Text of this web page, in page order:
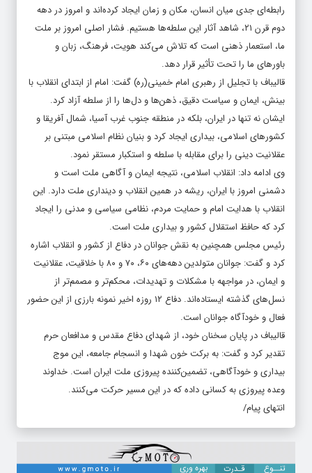
رابطه‌ای جدی میان انسان، مکان و زمان ایجاد کرده‌اند و امروز در دهه
دوم قرن ۲۱، شاهد آثار این سلطه‌ها هستیم. فشار اصلی امروز بر ملت
ما، استعمار ذهنی است که تلاش می‌کند هویت، فرهنگ، زبان و
باورهای ما را تحت تأثیر قرار دهد.
قالیباف با تجلیل از رهبری امام خمینی(ره) گفت: امام از ابتدای انقلاب با
بینش، ایمان و سیاست دقیق، ذهن‌ها و دل‌ها را از سلطه آزاد کرد.
ایشان نه تنها در ایران، بلکه در منطقه جنوب غرب آسیا، شمال آفریقا و
کشورهای اسلامی، بیداری ایجاد کرد و بنیان نظام اسلامی مبتنی بر
عقلانیت دینی را برای مقابله با سلطه و استکبار مستقر نمود.
وی ادامه داد: انقلاب اسلامی، نتیجه ایمان و آگاهی ملت است و
دشمنی امروز با ایران، ریشه در همین انقلاب و دینداری ملت دارد. این
انقلاب با هدایت امام و حمایت مردم، نظامی سیاسی و مدنی را ایجاد
کرد که حافظ استقلال کشور و بیداری ملت است.
رئیس مجلس همچنین به نقش جوانان در دفاع از کشور و انقلاب اشاره
کرد و گفت: جوانان متولدین دهه‌های ۶۰، ۷۰ و ۸۰ با خلاقیت، عقلانیت
و ایمان، در مواجهه با مشکلات و تهدیدات، محکم‌تر و مصمم‌تر از
نسل‌های گذشته ایستاده‌اند. دفاع ۱۲ روزه اخیر نمونه بارزی از این حضور
فعال و خودآگاه جوانان است.
قالیباف در پایان سخنان خود، از شهدای دفاع مقدس و مدافعان حرم
تقدیر کرد و گفت: به برکت خون شهدا و انسجام جامعه، این موج
بیداری و خودآگاهی، تضمین‌کننده پیروزی ملت ایران است. خداوند
وعده پیروزی به کسانی داده که در این مسیر حرکت می‌کنند.
انتهای پیام/